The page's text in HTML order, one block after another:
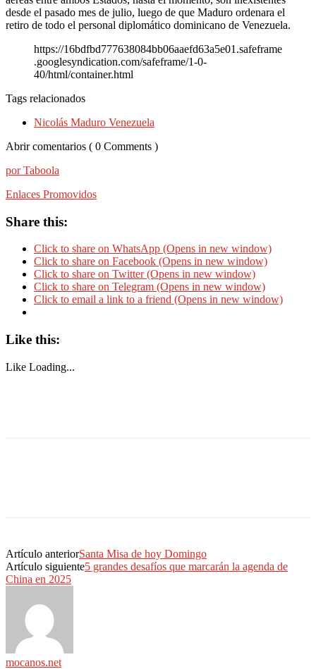
desde el pasado mes de julio, luego de que Maduro ordenara el
retiro de todo el personal diplomático dominicano de Venezuela.
https://16bdfbd777638084bb06aaefd63a5e01.safeframe
.googlesyndication.com/safeframe/1-0-
40/html/container.html
Tags relacionados
Nicolás Maduro Venezuela
Abrir comentarios ( 0 Comments )
por Taboola
Enlaces Promovidos
Share this:
Click to share on WhatsApp (Opens in new window)
Click to share on Facebook (Opens in new window)
Click to share on Twitter (Opens in new window)
Click to share on Telegram (Opens in new window)
Click to email a link to a friend (Opens in new window)
Like this:
Like Loading...
Artículo anteriorSanta Misa de hoy Domingo
Artículo siguiente5 grandes desafíos que marcarán la agenda de
China en 2025
mocanos.net